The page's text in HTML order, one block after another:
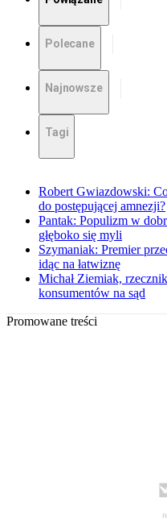
Polecane
Najnowsze
Tagi
Robert Gwiazdowski:
do postępującej amnezji?
Pantak: Populizm w
głęboko się myli
Szymaniak: Premier
idąc na łatwiznę
Michał Ziemiak,
konsumentów na sąd
Promowane treści